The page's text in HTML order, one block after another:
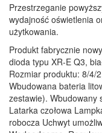
Przestrzeganie
wydajność oświetlenia
użytkowania.
Produkt fabrycznie
dioda typu XR-E Q3,
Rozmiar produktu: 8/4/
Wbudowana bateria
zestawie). Wbudowany
Latarka czołowa
robocza Uchwyt